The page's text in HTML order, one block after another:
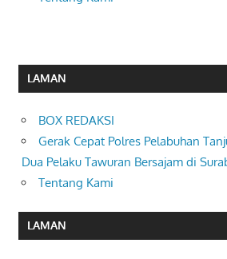
LAMAN
BOX REDAKSI
Gerak Cepat Polres Pelabuhan
Dua Pelaku Tawuran Bersajam di
Tentang Kami
LAMAN